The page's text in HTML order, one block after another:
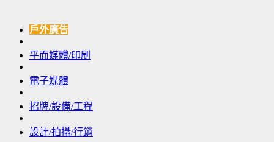
戶外廣告
平面媒體/印刷
電子媒體
招牌/設備/工程
設計/拍攝/行銷